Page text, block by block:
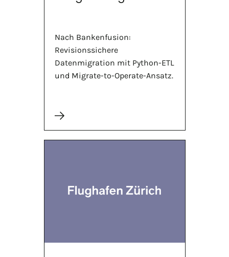
Nach Bankenfusion:
Revisionssichere
Datenmigration mit Python-ETL
und Migrate-to-Operate-Ansatz.